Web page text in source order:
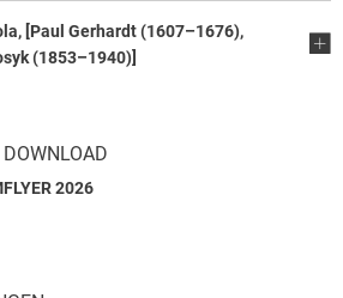
[Paul Gerhardt (1607–1676),
(1853–1940)]
2026